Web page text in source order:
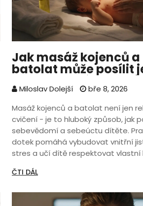
Jak masáž kojenců a
batolat může posílit
sebevědomí a
Miloslav Dolejší
bře 8, 2026
Masáž kojenců a batolat není jen
cvičení - je to hluboký způsob, jak
sebevědomí a sebeúctu dítěte.
dotek pomáhá vybudovat vnitřní
stres a učí dítě respektovat vlastní
ČTI DÁL